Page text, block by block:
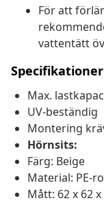
För att
vattentätt
Specifikationer
Max.
UV-beständig
Montering
Hörnsits:
Färg: Beige
Material: PE-
Mått: 62 x 62